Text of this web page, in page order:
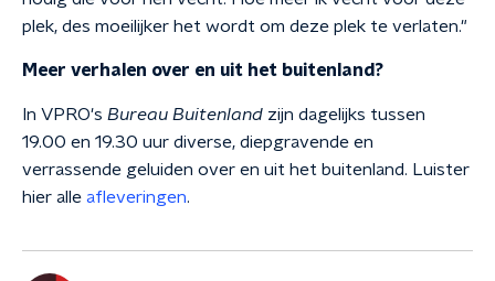
plek, des moeilijker het wordt om deze plek te verlaten."
Meer verhalen over en uit het buitenland?
In VPRO's Bureau Buitenland zijn dagelijks tussen
19.00 en 19.30 uur diverse, diepgravende en
verrassende geluiden over en uit het buitenland. Luister
hier alle afleveringen.